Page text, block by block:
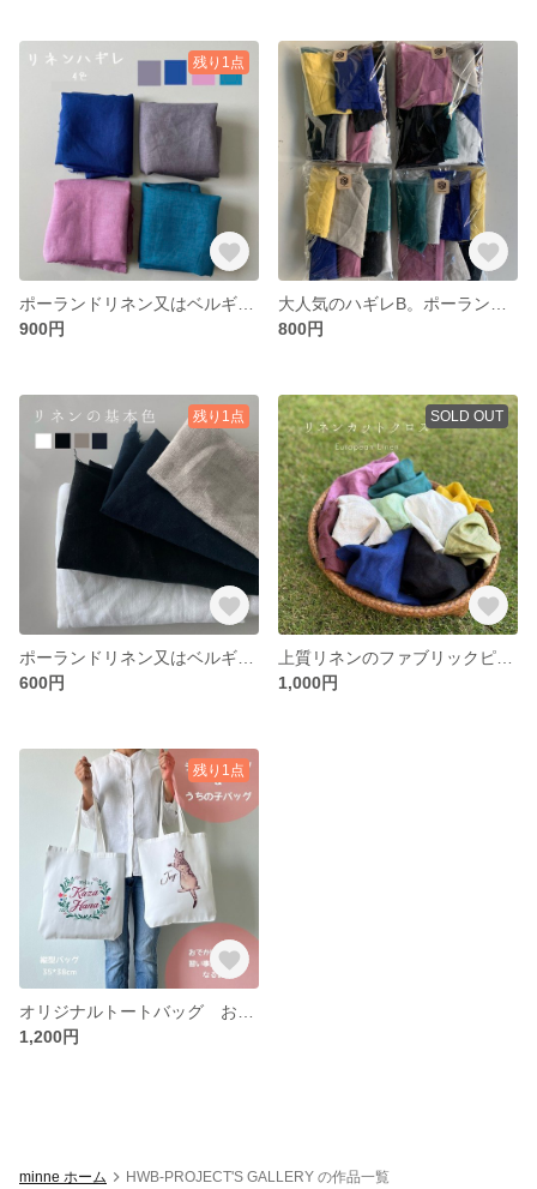
残り1点
900円
800円
残り1点
600円
SOLD OUT
1,000円
残り1点
1,200円
minne ホーム HWB-PROJECT'S GALLERY の作品一覧